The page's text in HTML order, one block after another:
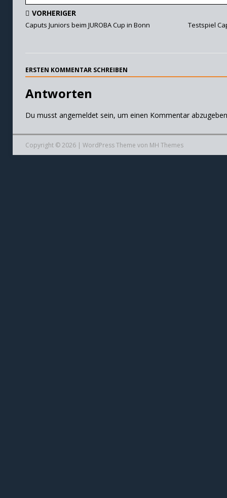
VORHERIGER
Caputs Juniors beim JUROBA Cup in Bonn Testspiel
ERSTEN KOMMENTAR SCHREIBEN
Antworten
Du musst angemeldetsein, um einen Kommentar
Copyright © 2026 | WordPress Theme von MH Themes